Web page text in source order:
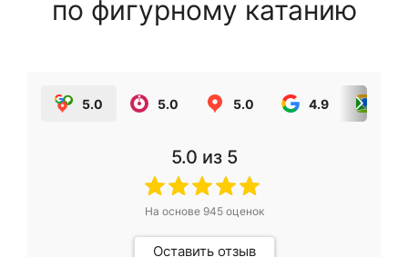
по фигурному катанию
5.0 5.0 5.0 4.9
5.0 из 5
На основе 945оценок
Оставить отзыв